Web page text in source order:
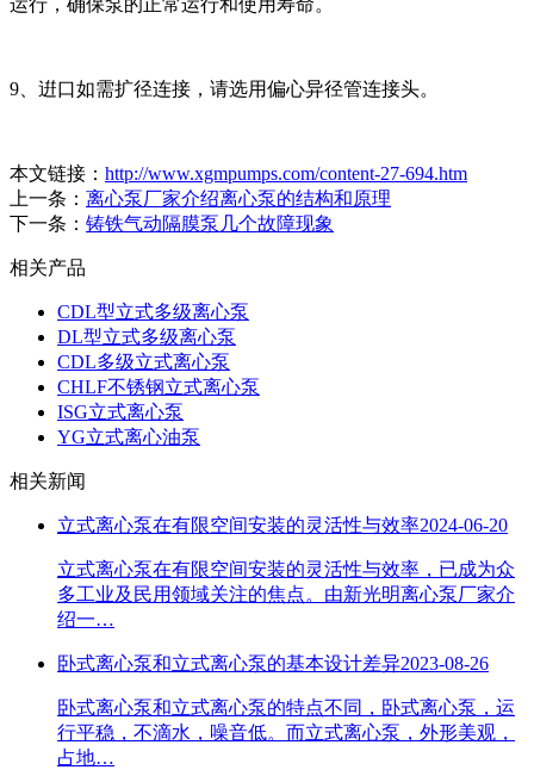
9、逬口如需扩径连接，请选用偏心异径管连接头。
本文链接： http://www.xgmpumps.com/content-27-694.htm
上一条： 离心泵厂家介绍离心泵的结构和原理
下一条： 铸铁气动隔膜泵几个故障现象
相关产品
CDL型立式多级离心泵
DL型立式多级离心泵
CDL多级立式离心泵
CHLF不锈钢立式离心泵
ISG立式离心泵
YG立式离心油泵
相关新闻
立式离心泵在有限空间安装的灵活性与效率2024-06-20
立式离心泵在有限空间安装的灵活性与效率，已成为众
多工业及民用领域关注的焦点。由新光明离心泵厂家介
绍一…
卧式离心泵和立式离心泵的基本设计差异2023-08-26
卧式离心泵和立式离心泵的特点不同，卧式离心泵，运
行平稳，不滴水，噪音低。而立式离心泵，外形美观，
占地…